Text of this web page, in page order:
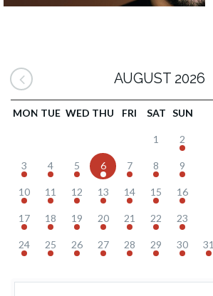
AUGUST 2026
MON TUE WED THU FRI SAT SUN
1 2
3 4 5 6 7 8 9
10 11 12 13 14 15 16
17 18 19 20 21 22 23
24 25 26 27 28 29 30 31